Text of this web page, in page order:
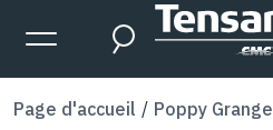
Skip to main content
Expanded Menu Toggle
Search
Page d'accueil Poppy Grange